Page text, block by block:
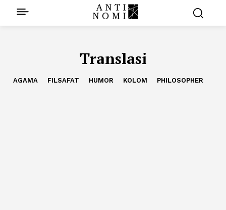
Translasi
AGAMA FILSAFAT HUMOR KOLOM PHILOSOPHER